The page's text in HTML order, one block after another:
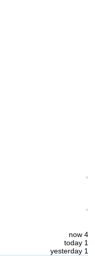
↑
↑
now 4
today 1
yesterday 1